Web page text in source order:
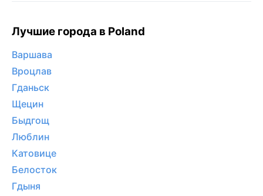
Лучшие города в Poland
Варшава
Вроцлав
Гданьск
Щецин
Быдгощ
Люблин
Катовице
Белосток
Гдыня